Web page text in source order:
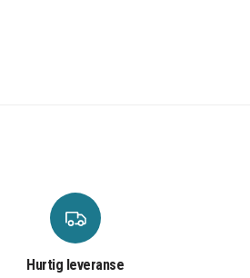
Hurtig leveranse